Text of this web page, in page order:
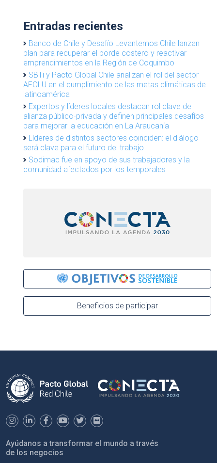
Entradas recientes
Banco de Chile y Desafío Levantemos Chile lanzan
plan para recuperar el borde costero y reactivar
emprendimientos en la Región de Coquimbo
SBTi y Pacto Global Chile analizan el rol del sector
AFOLU en el cumplimiento de las metas climáticas de
latinoamérica
Expertos y líderes locales destacan rol clave de
alianza público-privada y definen principales desafíos
para mejorar la educación en La Araucanía
Líderes de distintos sectores coinciden: el diálogo
será clave para el futuro del trabajo
Sodimac fue en apoyo de sus trabajadores y la
comunidad afectados por los temporales
Beneficios de participar
Ayúdanos a transformar el mundo a través
de los negocios